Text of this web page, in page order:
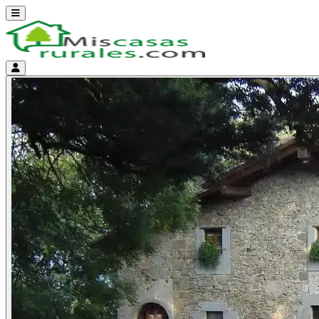
Abrir menú
Menú de cuenta